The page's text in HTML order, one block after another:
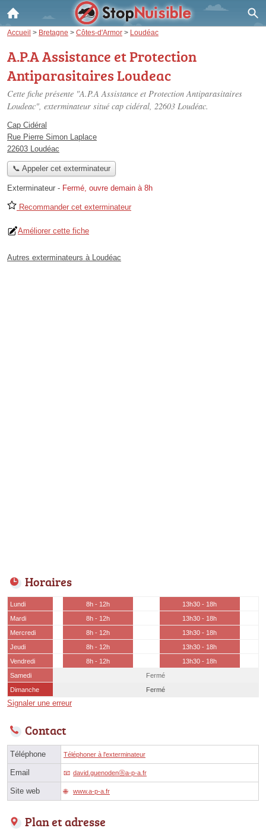
Accueil > Bretagne > Côtes-d'Armor > Loudéac
A.P.A Assistance et Protection
Antiparasitaires Loudeac
Cette fiche présente "A.P.A Assistance et Protection Antiparasitaires
Loudeac", exterminateur situé cap cidéral, 22603 Loudéac.
Cap Cidéral
Rue Pierre Simon Laplace
22603 Loudéac
📞 Appeler cet exterminateur
Exterminateur - Fermé, ouvre demain à 8h
Recommander cet exterminateur
Améliorer cette fiche
Autres exterminateurs à Loudéac
Horaires
Lundi 8h - 12h
13h30 - 18h
Mardi
8h - 12h
13h30 - 18h
Mercredi
8h - 12h
13h30 - 18h
Jeudi
8h - 12h
13h30 - 18h
Vendredi
8h - 12h
13h30 - 18h
Samedi
Fermé
Dimanche
Fermé
Signaler une erreur
Contact
Téléphone Téléphoner à l'exterminateur
Email david.guenodenⓐa-p-a.fr
Site web www.a-p-a.fr
Plan et adresse